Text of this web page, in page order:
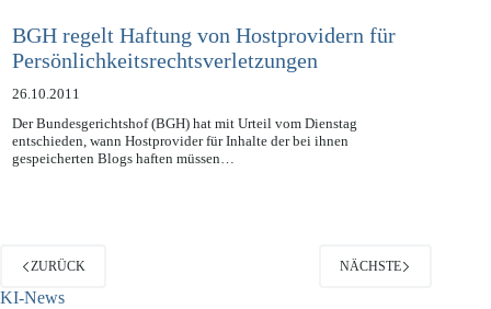
BGH regelt Haftung von Hostprovidern für
Persönlichkeitsrechtsverletzungen
26.10.2011
Der Bundesgerichtshof (BGH) hat mit Urteil vom Dienstag
entschieden, wann Hostprovider für Inhalte der bei ihnen
gespeicherten Blogs haften müssen…
ZURÜCK NÄCHSTE
KI-News